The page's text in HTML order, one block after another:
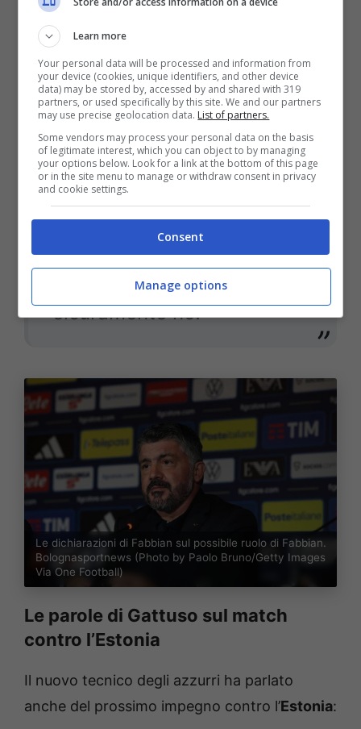
Gattuso poi ha parlato delle emozioni del
debutto in nazionale:
Sono carico a molla. Lo ero
dal primo giorno, sento
anche la responsabilità
perché ho vestito questa
maglia. Le somme le
tireremo alla fine, ma paura
sicuramente no.
Le dichiarazioni di Fabbian sul possibile ruolo di Fabbian.
Bolognasportnews (Photo by Paolo Bruno/Getty Images
Via One Football)
Le parole di Gattuso sul match
contro l’Estonia
Il nuovo tecnico degli azzurri ha parlato
anche del prossimo impegno contro l’Estonia:
Learn more
Your personal data will be processed and information from
your device (cookies, unique identifiers, and other device
data) may be stored by, accessed by and shared with 319
partners, or used specifically by this site. We and our partners
may use precise geolocation data. List of partners.
Some vendors may process your personal data on the basis
of legitimate interest, which you can object to by managing
your options below. Look for a link at the bottom of this page
or in the site menu to manage or withdraw consent in privacy
and cookie settings.
Consent
Manage options